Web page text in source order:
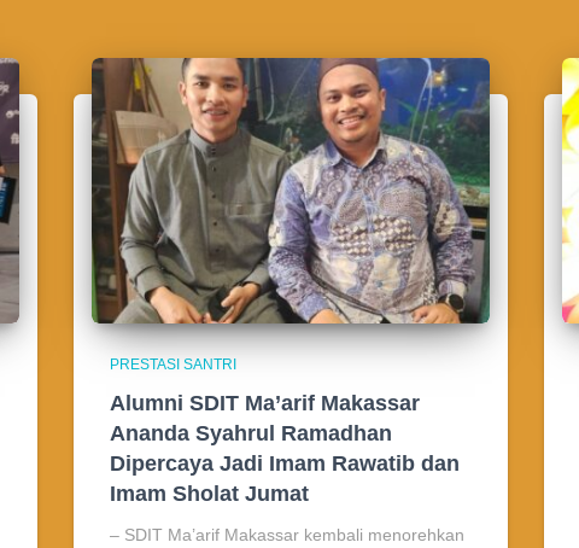
PRESTASI SANTRI
Alumni SDIT Ma’arif Makassar
Ananda Syahrul Ramadhan
Dipercaya Jadi Imam Rawatib dan
Imam Sholat Jumat
– SDIT Ma’arif Makassar kembali menorehkan